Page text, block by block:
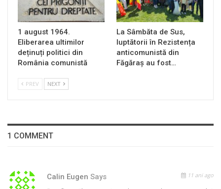
1 august 1964.
Eliberarea ultimilor
deținuți politici din
România comunistă
La Sâmbăta de Sus,
luptătorii în Rezistența
anticomunistă din
Făgăraș au fost…
PREV NEXT
1 COMMENT
Calin Eugen Says 11 ani ago